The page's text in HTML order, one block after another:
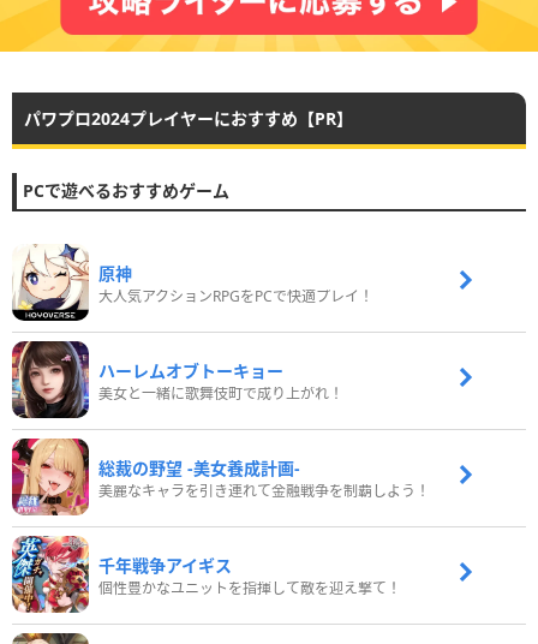
パワプロ2024プレイヤーにおすすめ【PR】
PCで遊べるおすすめゲーム
原神
大人気アクションRPGをPCで快適プレイ！
ハーレムオブトーキョー
美女と一緒に歌舞伎町で成り上がれ！
総裁の野望 -美女養成計画-
美麗なキャラを引き連れて金融戦争を制覇しよう！
千年戦争アイギス
個性豊かなユニットを指揮して敵を迎え撃て！